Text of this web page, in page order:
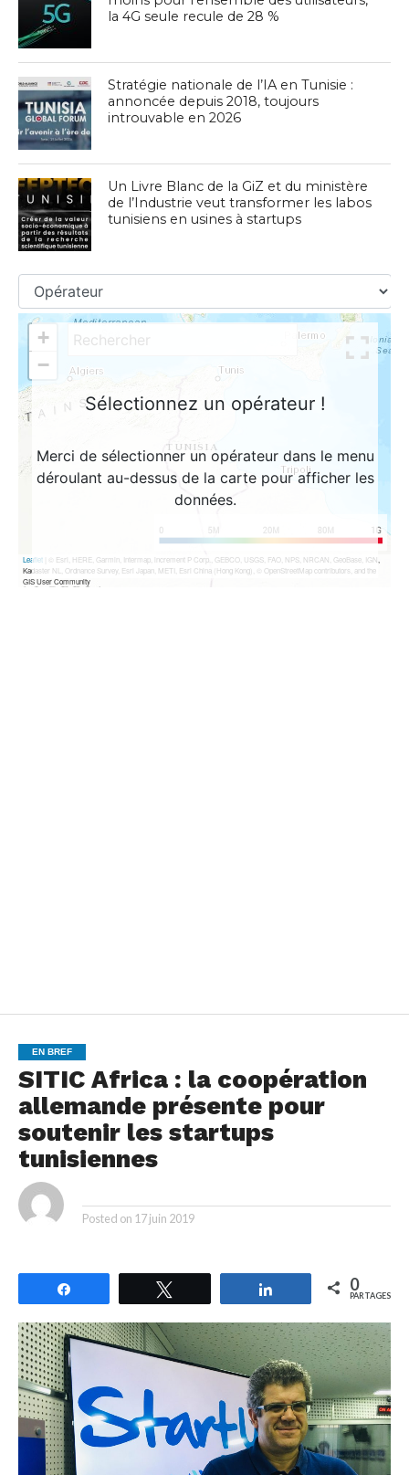
la 4G seule recule de 28 %
Stratégie nationale de l’IA en Tunisie :
annoncée depuis 2018, toujours
introuvable en 2026
Un Livre Blanc de la GiZ et du ministère
de l’Industrie veut transformer les labos
tunisiens en usines à startups
EN BREF
SITIC Africa : la coopération
allemande présente pour
soutenir les startups
tunisiennes
Posted on 17 juin 2019
Partagez 0
PARTAGES